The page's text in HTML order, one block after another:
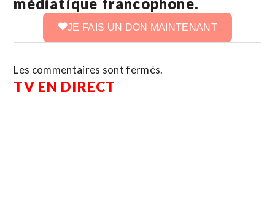
JE FAIS UN DON MAINTENANT
Les commentaires sont fermés.
TV EN DIRECT